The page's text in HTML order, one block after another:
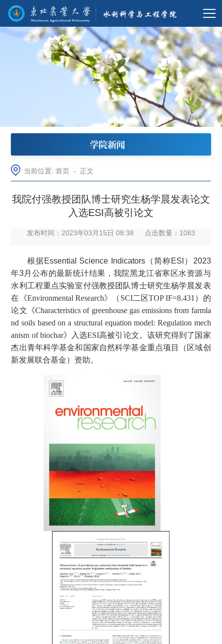
学院新闻
当前位置:首页 - 正文
我院付强教授团队博士研究生杨学晨发表论文
入选ESI高被引论文
发布时间：2023年03月15日 08:38 点击数量： 1083
根据Essential Science Indicators（简称ESI）2023
年3月公布的最新统计结果，我院黑龙江省寒区水资源与
水利工程重点实验室付强教授团队博士研究生杨学晨发表
在 《Environmental Research》（SCI二区TOP IF=8.431）的
论文《Characteristics of greenhouse gas emissions from farmla
nd soils based on a structural equation model: Regulation mech
anism of biochar》
入选ESI高被引论文。该研究得到了国家
杰出青年科学基金和国家自然科学基金重点项目（区域创
新发展联合基金）资助。